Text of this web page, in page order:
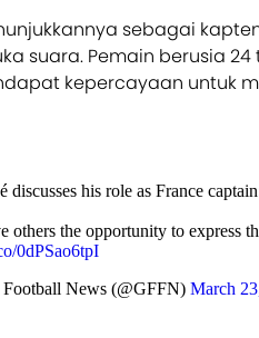
sebagai
suara. Pemain berusia
kepercayaan untuk
his role as France
others the opportunity to express
0dPSao6tpI
News (@GFFN) March